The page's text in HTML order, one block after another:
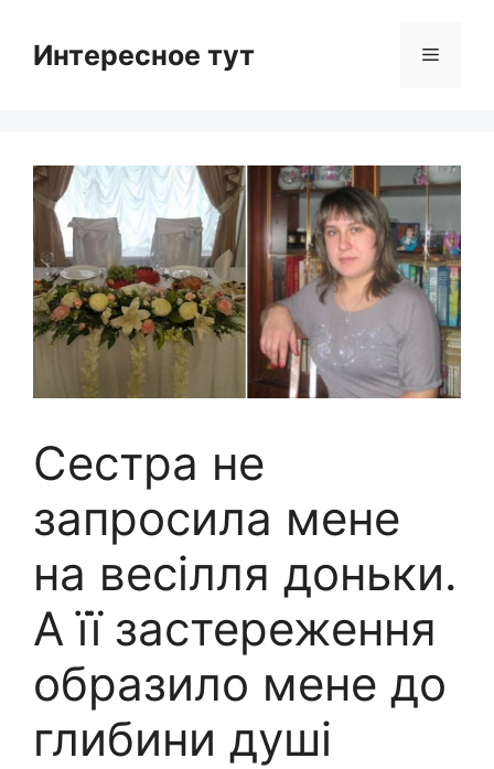
contentИнтересное тут Menu
Сестра не
запросила мене
на весілля доньки.
А її застереження
образило мене до
глибини душі